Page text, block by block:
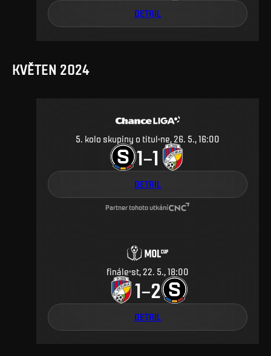
DETAIL
KVĚTEN 2024
5. kolo skupiny o titul ne, 26. 5., 16:00
1–1
DETAIL
Partner tohoto utkání
finále st, 22. 5., 18:00
1–2
DETAIL